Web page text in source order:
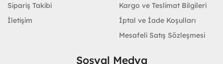
Sipariş Takibi
İletişim
Kargo ve Teslimat Bilgileri
İptal ve İade Koşulları
Mesafeli Satış Sözleşmesi
Sosyal Medya